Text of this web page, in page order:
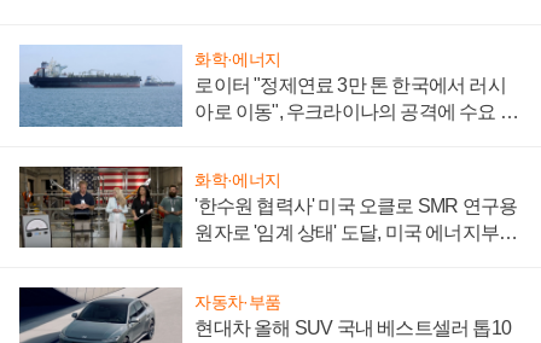
화학·에너지
로이터 "정제연료 3만 톤 한국에서 러시
아로 이동", 우크라이나의 공격에 수요 늘
화학·에너지
'한수원 협력사' 미국 오클로 SMR 연구용
원자로 '임계 상태' 도달, 미국 에너지부
자동차·부품
현대차 올해 SUV 국내 베스트셀러 톱10